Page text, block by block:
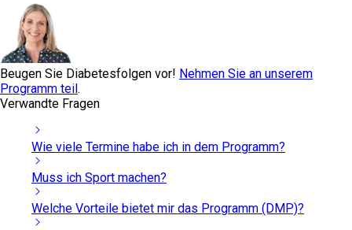
Beugen Sie Diabetesfolgen vor! Nehmen Sie an unserem
Programm teil.
Verwandte Fragen
Wie viele Termine habe ich in dem Programm?
Muss ich Sport machen?
Welche Vorteile bietet mir das Programm (DMP)?